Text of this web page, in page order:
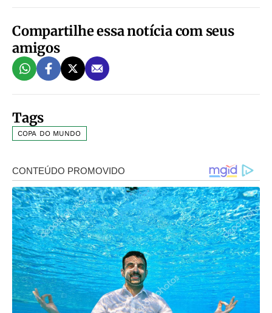
Compartilhe essa notícia com seus
amigos
Tags
COPA DO MUNDO